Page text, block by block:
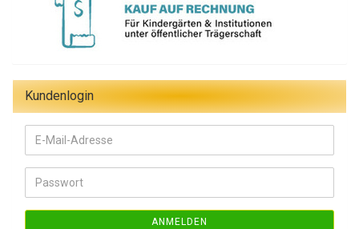
Kundenlogin
E-
Mail-
Adresse
Passwort
ANMELDEN